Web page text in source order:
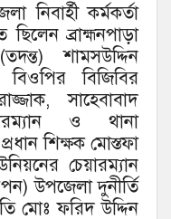
নিবার্হী কর্মকর্তা
ছিলেন ব্রাহ্মনপাড়া
শামসউদ্দিন
বিজিবির
সাহেবাবাদ
ও থানা
শিক্ষক মোস্তফা
চেয়ারম্যান
উপজেলা দুনীর্তি
মোঃ ফরিদ উদ্দিন